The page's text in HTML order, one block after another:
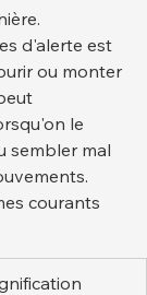
d'alerte est
ou monter
le
sembler mal
courants